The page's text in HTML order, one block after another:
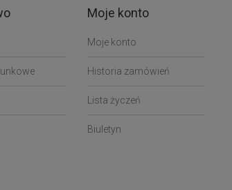
Moje konto
Moje konto
Historia zamówień
Lista życzeń
Biuletyn